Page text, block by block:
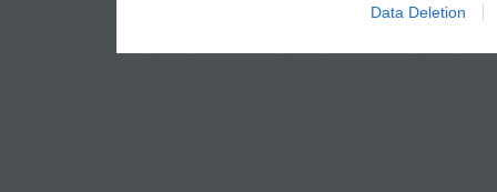
Data Deletion